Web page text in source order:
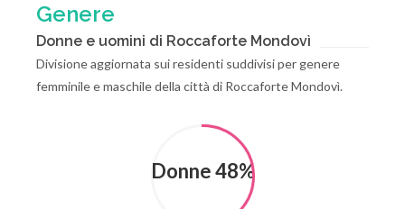
Genere
Donne e uomini di Roccaforte Mondovì
Divisione aggiornata sui residenti suddivisi per genere
femminile e maschile della città di Roccaforte Mondovì.
Donne 48%